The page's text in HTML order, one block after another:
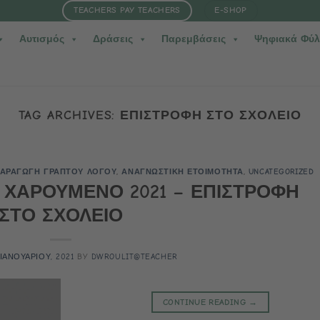
TEACHERS PAY TEACHERS E-SHOP
Αυτισμός Δράσεις Παρεμβάσεις Ψηφιακά
TAG ARCHIVES: ΕΠΙΣΤΡΟΦΗ ΣΤΟ ΣΧΟΛΕΙΟ
ΓΡΑΠΤΟΥ ΛΟΓΟΥ,ΑΝΑΓΝΩΣΤΙΚΗ ΕΤΟΙΜΟΤΗΤΑ, UNCATEGORIZED
2021 – ΕΠΙΣΤΡΟΦΗ
ΣΤΟ ΣΧΟΛΕΙΟ
2021 BY DWROULIT@TEACHER
CONTINUE READING →